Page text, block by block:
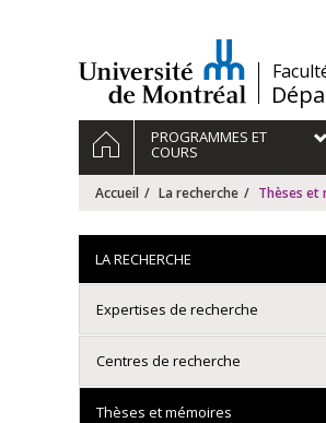
/
Navigation
principale
ACCUEILPROGRAMMES ET
COURS
Accueil La recherche Thèses et
LA RECHERCHE
Expertises de recherche
Centres de recherche
Thèses et mémoires